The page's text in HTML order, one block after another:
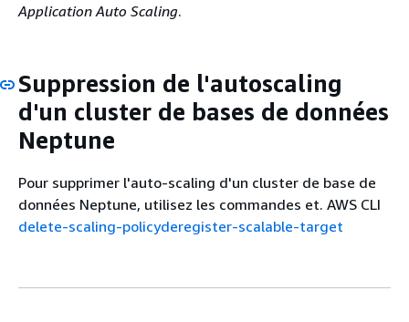
Application Auto Scaling.
Suppression de l'autoscaling
d'un cluster de bases de données
Neptune
Pour supprimer l'auto-scaling d'un cluster de base de
données Neptune, utilisez les commandes et. AWS CLI
delete-scaling-policyderegister-scalable-target